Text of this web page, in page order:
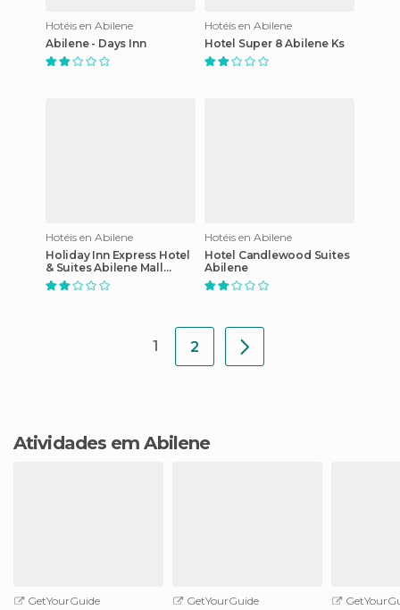
Hotéis en Abilene
Abilene - Days Inn
Hotéis en Abilene
Hotel Super 8 Abilene Ks
Hotéis en Abilene
Holiday Inn Express Hotel
& Suites Abilene Mall
South
Hotéis en Abilene
Hotel Candlewood Suites
Abilene
1 2
Atividades em Abilene
GetYourGuide
GetYourGuide